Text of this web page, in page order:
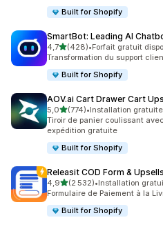
Built for Shopify
SmartBot: Leading AI
4,7étoile(s) sur 5
(428)
428 avis au total
•Forfait gratuit
Transformation du support
Built for Shopify
AOV.ai Cart Drawer Cart
5,0étoile(s) sur 5
(774)
774 avis au total
•Installation gratuite
Tiroir de panier coulissant
expédition gratuite
Built for Shopify
Releasit COD Form & Upsells
4,9étoile(s) sur 5
(2 532)
2532 avis au total
•Installation
Formulaire de Paiement à la
Built for Shopify